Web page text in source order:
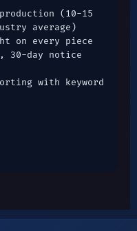
(10-15
average)
on every piece
30-day notice
with keyword